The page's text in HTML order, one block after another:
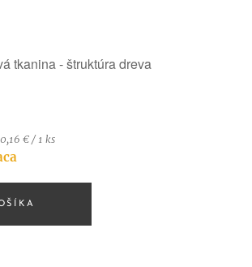
tkanina - štruktúra dreva
€ / 1 ks